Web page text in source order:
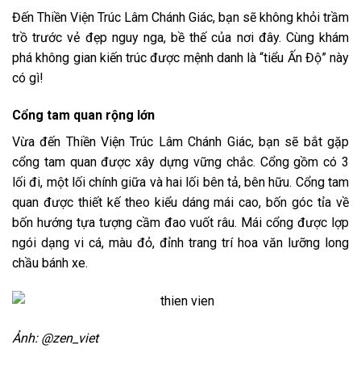
Đến Thiền Viện Trúc Lâm Chánh Giác, bạn sẽ không khỏi trầm
trồ trước vẻ đẹp nguy nga, bề thế của nơi đây. Cùng khám
phá không gian kiến trúc được mệnh danh là “tiểu Ấn Độ” này
có gì!
Cổng tam quan rộng lớn
Vừa đến Thiền Viện Trúc Lâm Chánh Giác, bạn sẽ bắt gặp
cổng tam quan được xây dựng vững chắc. Cổng gồm có 3
lối đi, một lối chính giữa và hai lối bên tả, bên hữu. Cổng tam
quan được thiết kế theo kiểu dáng mái cao, bốn góc tỉa về
bốn hướng tựa tượng cầm đao vuốt râu. Mái cổng được lợp
ngói dạng vi cá, màu đỏ, đỉnh trang trí hoa văn lưỡng long
chầu bánh xe.
Ảnh: @zen_viet